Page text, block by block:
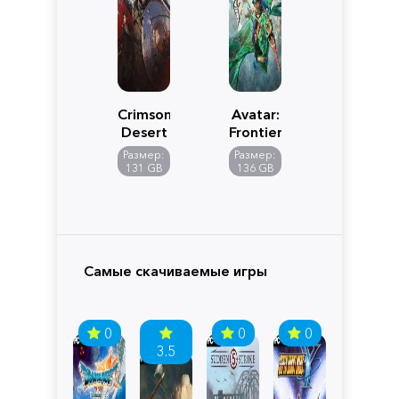
Crimson
Desert
Размер:
131 GB
Avatar:
Frontiers
of
Pandora
Размер:
136 GB
Самые скачиваемые игры
0
3.5
0 0